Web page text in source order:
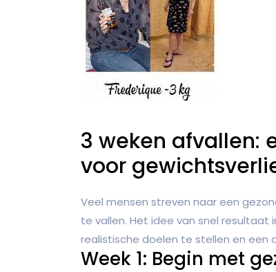
3 weken afvallen:
voor
Veel mensen streven naar een
te vallen. Het idee van snel resultaat
realistische doelen te stellen en een
Week 1: Begin met